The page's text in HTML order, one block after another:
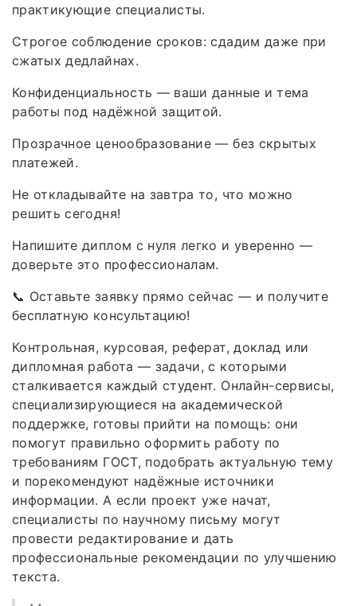
практикующие специалисты.
Строгое соблюдение сроков: сдадим даже при
сжатых дедлайнах.
Конфиденциальность — ваши данные и тема
работы под надёжной защитой.
Прозрачное ценообразование — без скрытых
платежей.
Не откладывайте на завтра то, что можно
решить сегодня!
Напишите диплом с нуля легко и уверенно —
доверьте это профессионалам.
📞 Оставьте заявку прямо сейчас — и получите
бесплатную консультацию!
Контрольная, курсовая, реферат, доклад или
дипломная работа — задачи, с которыми
сталкивается каждый студент. Онлайн-сервисы,
специализирующиеся на академической
поддержке, готовы прийти на помощь: они
помогут правильно оформить работу по
требованиям ГОСТ, подобрать актуальную тему
и порекомендуют надёжные источники
информации. А если проект уже начат,
специалисты по научному письму могут
провести редактирование и дать
профессиональные рекомендации по улучшению
текста.